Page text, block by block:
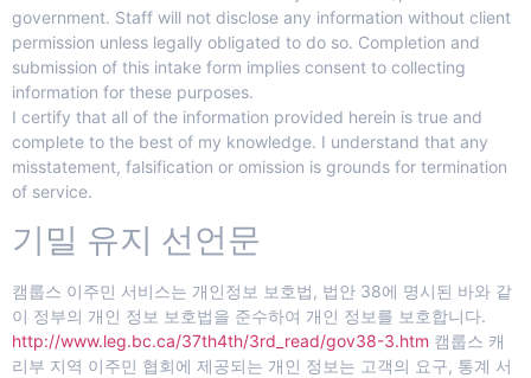
government. Staff will not disclose any information without client
permission unless legally obligated to do so. Completion and
submission of this intake form implies consent to collecting
information for these purposes.
I certify that all of the information provided herein is true and
complete to the best of my knowledge. I understand that any
misstatement, falsification or omission is grounds for termination
of service.
기밀 유지 선언문
캠룹스 이주민 서비스는 개인정보 보호법, 법안 38에 명시된 바와 같
이 정부의 개인 정보 보호법을 준수하여 개인 정보를 보호합니다.
http://www.leg.bc.ca/37th4th/3rd_read/gov38-3.htm 캠룹스 캐
리부 지역 이주민 협회에 제공되는 개인 정보는 고객의 요구, 통계 서